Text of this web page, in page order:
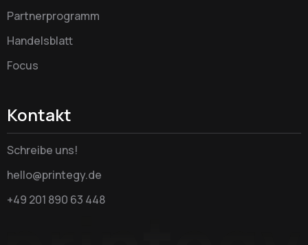
Partnerprogramm
Handelsblatt
Focus
Kontakt
Schreibe uns!
hello@printegy.de
+49 201 890 63 448